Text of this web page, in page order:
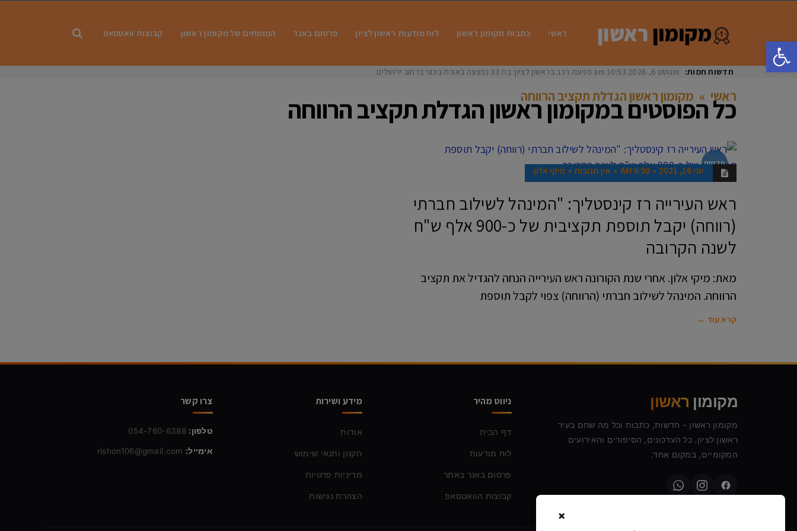
פתח סרגל נגישות
ראשי כתבות מקומון ראשון לוח מודעות ראשון לציון פרסום באנר המומחים של מקומון ראשון קבוצות וואטסאפ
חדשות חמות: אוגוסט 6, 2026 10:53 am פגיעת רכב בראשון לציון: בת 33 נפצעה באורח בינוני ברחוב ירושלים
ראשי » מקומון ראשון הגדלת תקציב הרווחה
כל הפוסטים במקומון ראשון הגדלת תקציב הרווחה
חדשות
יוני 16, 2021 6:50 AM אין תגובות מיקי אלון
ראש העירייה רז קינסטליך: "המינהל לשילוב חברתי
(רווחה) יקבל תוספת תקציבית של כ-900 אלף ש"ח
לשנה הקרובה
מאת: מיקי אלון. אחרי שנת הקורונה ראש העירייה הנחה להגדיל את תקציב
הרווחה. המינהל לשילוב חברתי (הרווחה) צפוי לקבל תוספת
קרא עוד ←
מקומון ראשון
מקומון ראשון - חדשות, כתבות וכל מה שחם בעיר
ראשון לציון. כל העדכונים, הסיפורים והאירועים
המקומיים, במקום אחד.
ניווט מהיר
דף הבית
לוח מודעות
פרסום באנר באתר
קבוצות הוואטסאפ
מידע ושירות
אודות
תקנון ותנאי שימוש
מדיניות פרטיות
הצהרת נגישות
צרו קשר
טלפון: 054-760-6388
אימייל: rishon106@gmail.com
×